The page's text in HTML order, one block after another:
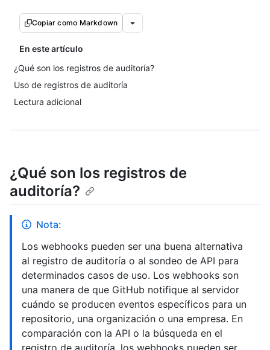
Copiar como Markdown
En este artículo
¿Qué son los registros de auditoría?
Uso de registros de auditoría
Lectura adicional
¿Qué son los registros de
auditoría?
Nota:
Los webhooks pueden ser una buena alternativa
al registro de auditoría o al sondeo de API para
determinados casos de uso. Los webhooks son
una manera de que GitHub notifique al servidor
cuándo se producen eventos específicos para un
repositorio, una organización o una empresa. En
comparación con la API o la búsqueda en el